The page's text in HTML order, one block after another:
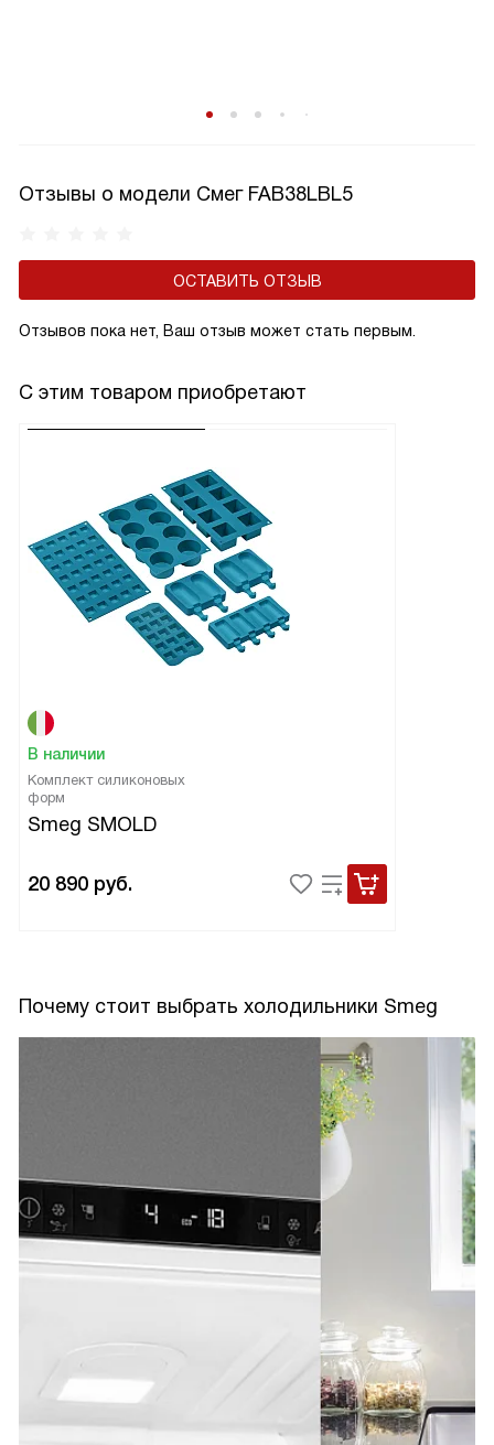
Отзывы о модели Смег FAB38LBL5
ОСТАВИТЬ ОТЗЫВ
Отзывов пока нет, Ваш отзыв может стать первым.
С этим товаром приобретают
В наличии
Комплект силиконовых
форм
Smeg SMOLD
20 890 руб.
Почему стоит выбрать холодильники Smeg